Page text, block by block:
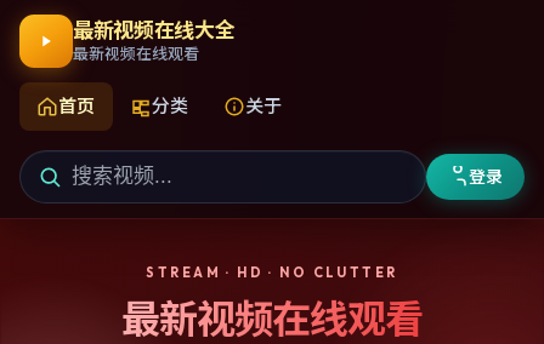
最新视频在线大全
最新视频在线观看
首页 分类 关于
登录
STREAM · HD · NO CLUTTER
最新视频在线观看